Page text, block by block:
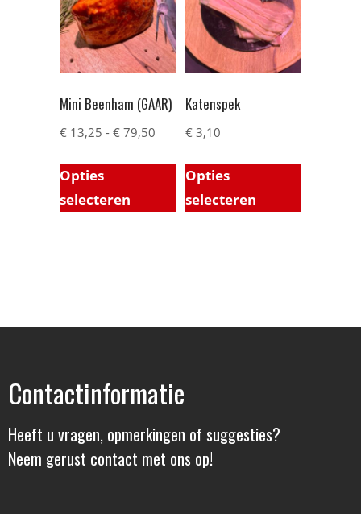
Mini Beenham (GAAR)
€ 13,25 - € 79,50
Opties
selecteren
Katenspek
€ 3,10
Opties
selecteren
Contactinformatie
Heeft u vragen, opmerkingen of suggesties?
Neem gerust contact met ons op!